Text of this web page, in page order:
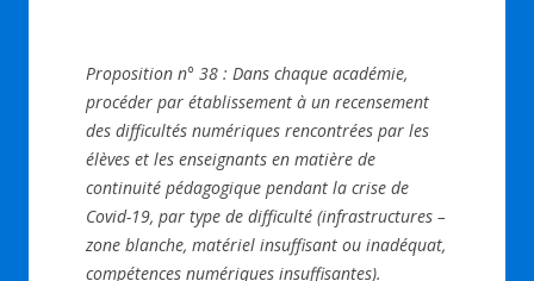
Proposition n° 38 : Dans chaque académie,
procéder par établissement à un recensement
des difficultés numériques rencontrées par les
élèves et les enseignants en matière de
continuité pédagogique pendant la crise de
Covid-19, par type de difficulté (infrastructures –
zone blanche, matériel insuffisant ou inadéquat,
compétences numériques insuffisantes).